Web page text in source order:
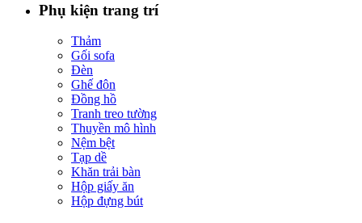
Phụ kiện trang trí
Thảm
Gối sofa
Đèn
Ghế đôn
Đồng hồ
Tranh treo tường
Thuyền mô hình
Nệm bệt
Tạp dề
Khăn trải bàn
Hộp giấy ăn
Hộp đựng bút